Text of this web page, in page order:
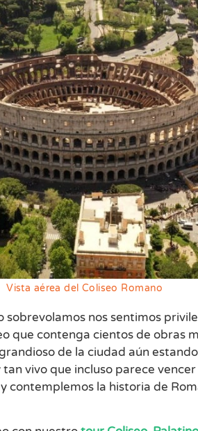
Vista aérea del Coliseo Romano
nos sentimos
que contenga cientos de obras
de la ciudad aún
vivo que incluso parece
contemplemos la historia de